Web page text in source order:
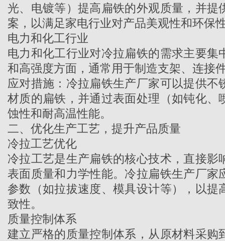
光、电镀等）提高扁铁的外观质量，并提
案，以满足家电行业对产品美观性和环保
电力和化工行业
电力和化工行业对冷拉扁铁的需求主要集
和高强度方面，通常用于制造支架、连接
应对措施： 冷拉扁铁生产厂家可以提供不
材质的扁铁，并通过表面处理（如钝化、
蚀性和耐高温性能。
二、优化生产工艺，提升产品质量
冷拉工艺优化
冷拉工艺是生产扁铁的核心技术，直接影
表面质量和力学性能。 冷拉扁铁生产厂家
参数（如拉拔速度、模具设计等），以提
致性。
质量控制体系
建立严格的质量控制体系，从原材料采购